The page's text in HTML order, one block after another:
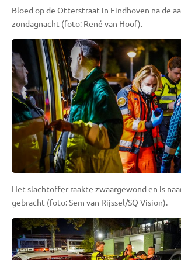
Bloed op de Otterstraat in Eindhoven na de
zondagnacht (foto: René van Hoof).
Het slachtoffer raakte zwaargewond en is
gebracht (foto: Sem van Rijssel/SQ Vision).